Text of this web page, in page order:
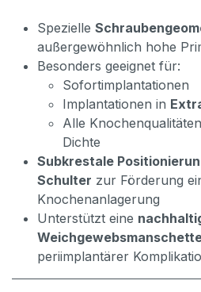
Spezielle
außergewöhnlich hohe
Besonders geeignet für:
Sofortimplantationen
Implantationen in
Alle
Dichte
Subkrestale
Schulter zur Förderung
Knochenanlagerung
Unterstützt eine
periimplantärer